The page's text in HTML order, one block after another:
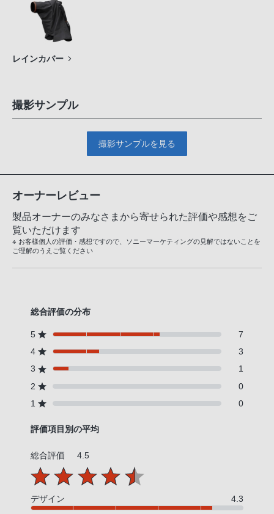
レインカバー
撮影サンプル
撮影サンプルを見る
オーナーレビュー
製品オーナーのみなさまから寄せられた評価や感想をご
覧いただけます
※ お客様個人の評価・感想ですので、ソニーマーケティングの見解ではないことを
ご理解のうえご覧ください
総合評価の分布
5
7
4
3
3
1
2
0
1
0
評価項目別の平均
総合評価 4.5
デザイン 4.3